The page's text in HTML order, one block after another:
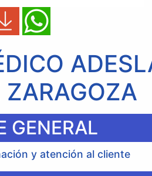
ZARAGOZA
GENERAL
y atención al cliente